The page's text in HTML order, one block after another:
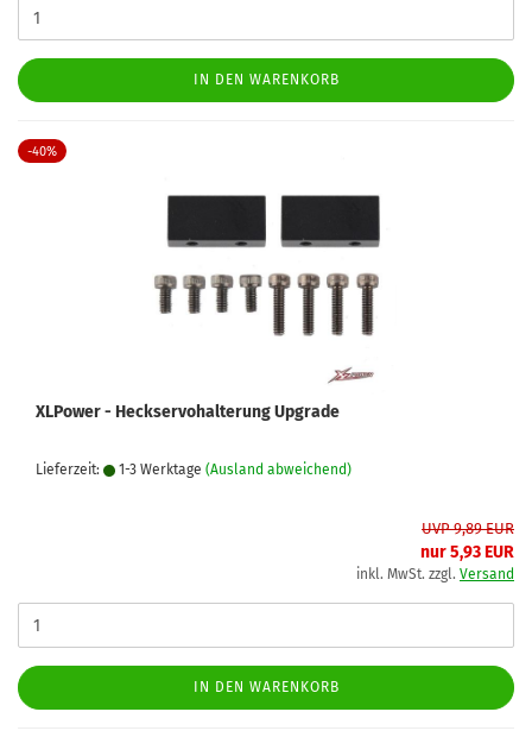
IN DEN WARENKORB
-40%
XLPower - Heckservohalterung Upgrade
Lieferzeit: 1-3 Werktage (Ausland abweichend)
UVP 9,89 EUR
nur 5,93 EUR
inkl. MwSt. zzgl. Versand
IN DEN WARENKORB